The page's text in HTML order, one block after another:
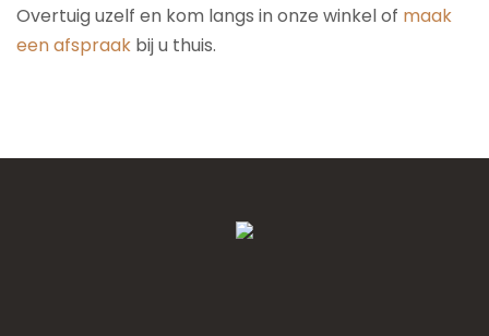
Overtuig uzelf en kom langs in onze winkel of maak
een afspraak bij u thuis.